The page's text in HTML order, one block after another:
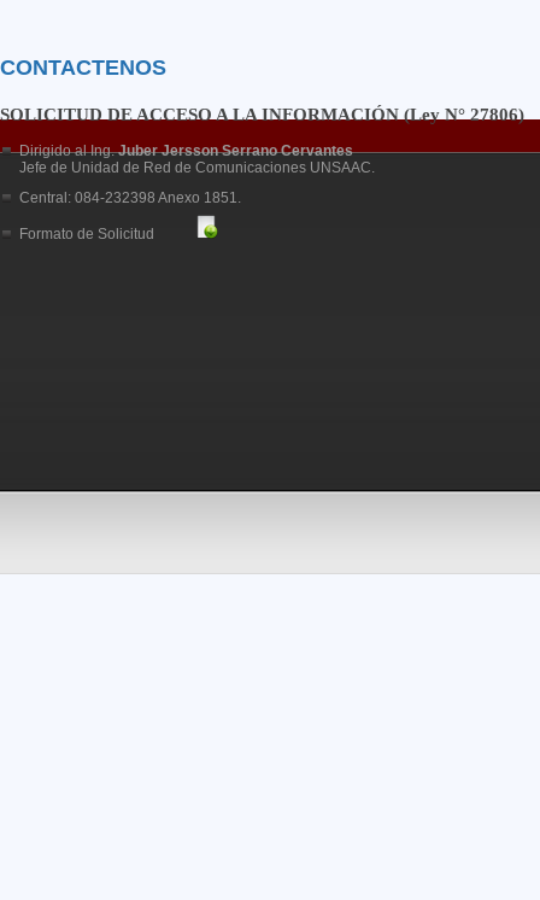
CONTACTENOS
SOLICITUD DE ACCESO A LA INFORMACIÓN (Ley N° 27806)
Dirigido al Ing.Juber Jersson Serrano Cervantes
Jefe de Unidad de Red de Comunicaciones UNSAAC.
Central: 084-232398 Anexo 1851.
Formato de Solicitud